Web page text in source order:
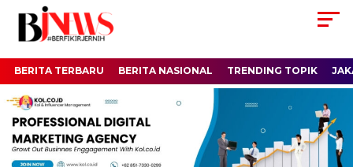
BERITA TERBARU BERITA NASIONAL TRENDING TOPIK